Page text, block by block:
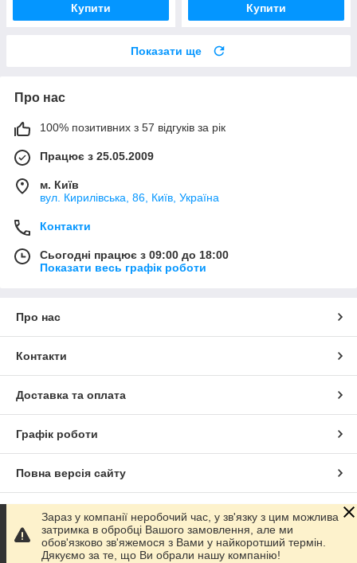
Купити Купити
Показати ще
Про нас
100% позитивних з 57 відгуків за рік
Працює з 25.05.2009
м. Київ
вул. Кирилівська, 86, Київ, Україна
Контакти
Сьогодні працює з 09:00 до 18:00
Показати весь графік роботи
Про нас
Контакти
Доставка та оплата
Графік роботи
Повна версія сайту
Сайт створено на маркетплейсі Prom.ua
Політика конфіденційності
Зараз у компанії неробочий час, у зв'язку з цим можлива
затримка в обробці Вашого замовлення, але ми
обов'язково зв'яжемося з Вами у найкоротший термін.
Дякуємо за те, що Ви обрали нашу компанію!